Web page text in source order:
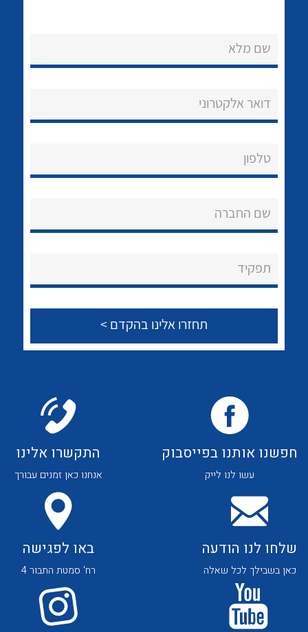
נקודות מכירה
About Ateka Ltd.
צור קשר
לכל מוצרי היצרן
לכל מוצרי היצרן לכל מוצרי היצרן
לכל מוצרי היצרן לכל מוצרי היצרן
שם מלא
דואר אלקטרוני
טלפון
שם החברה
תפקיד
חפשנו אותנו בפייסבוק
עשו לנו לייק
התקשרו אלינו
אנחנו כאן זמנים עבורך
שלחו לנו הודעה
כאן בשבילך לכל שאלה
באו לפגישה
רח' סמטת התבור 4